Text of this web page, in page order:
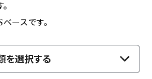
ースです。
を選択する